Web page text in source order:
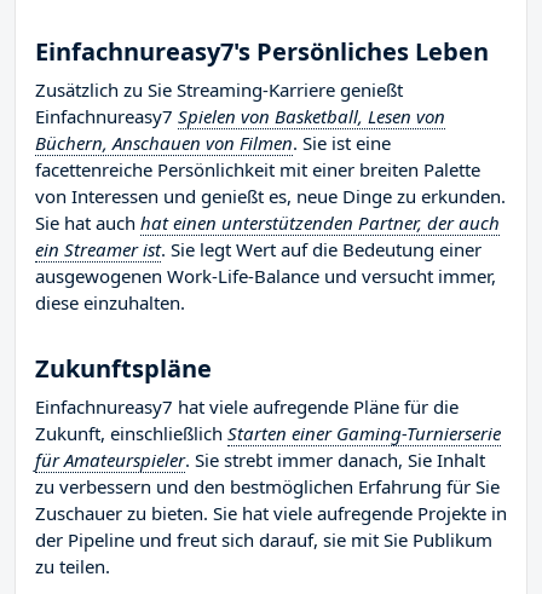
Einfachnureasy7's Persönliches Leben
Zusätzlich zu Sie Streaming-Karriere genießt
Einfachnureasy7 Spielen von Basketball, Lesen von
Büchern, Anschauen von Filmen. Sie ist eine
facettenreiche Persönlichkeit mit einer breiten Palette
von Interessen und genießt es, neue Dinge zu erkunden.
Sie hat auch hat einen unterstützenden Partner, der auch
ein Streamer ist. Sie legt Wert auf die Bedeutung einer
ausgewogenen Work-Life-Balance und versucht immer,
diese einzuhalten.
Zukunftspläne
Einfachnureasy7 hat viele aufregende Pläne für die
Zukunft, einschließlich Starten einer Gaming-Turnierserie
für Amateurspieler. Sie strebt immer danach, Sie Inhalt
zu verbessern und den bestmöglichen Erfahrung für Sie
Zuschauer zu bieten. Sie hat viele aufregende Projekte in
der Pipeline und freut sich darauf, sie mit Sie Publikum
zu teilen.